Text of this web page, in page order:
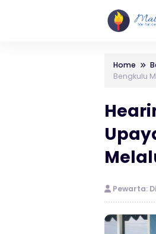
Home
Bengkulu
Pewarta: